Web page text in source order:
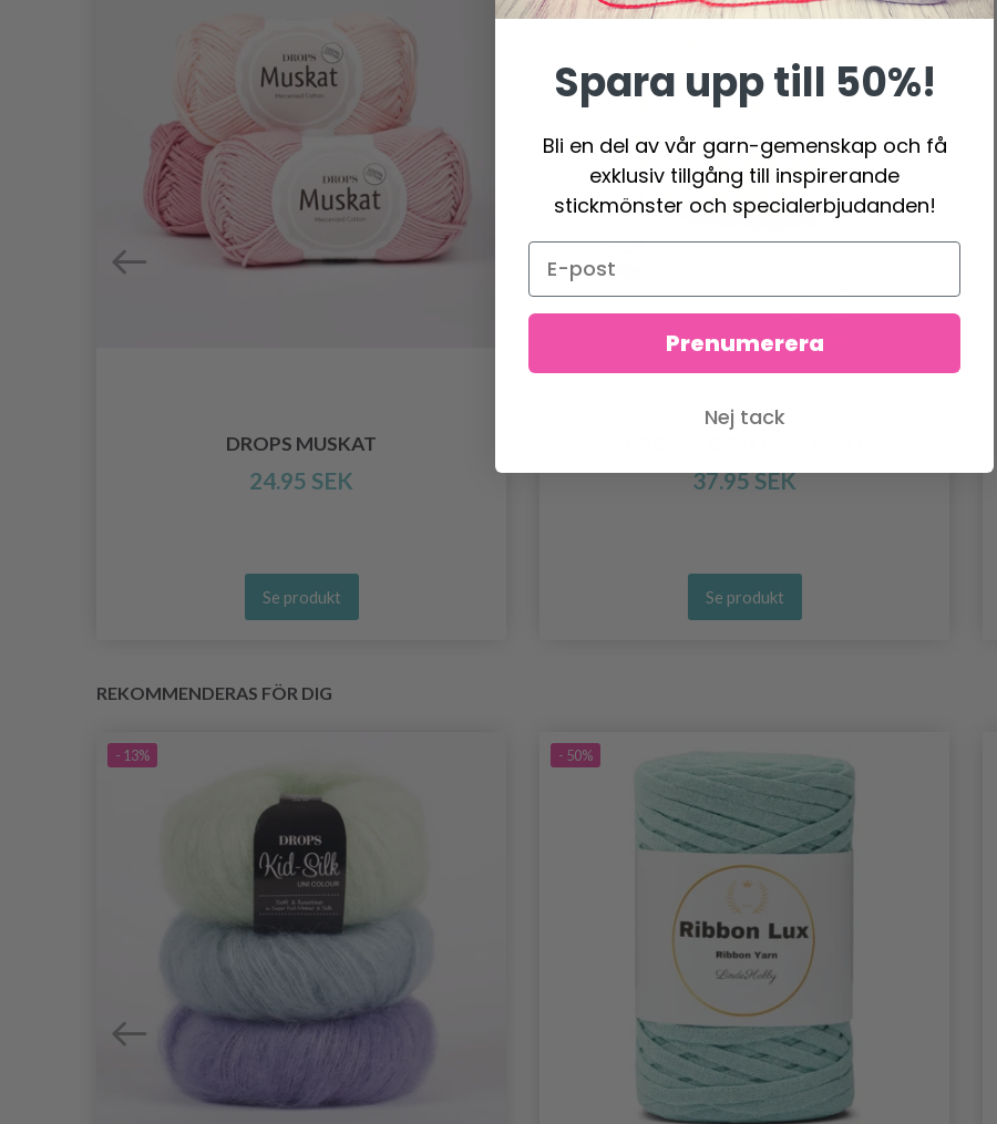
DROPS MUSKAT
24.95 SEK
Se produkt
37.95 SEK
Se produkt
REKOMMENDERAS FÖR DIG
- 13% - 50%
Spara upp till 50%!
Bli en del av vår garn-gemenskap och få
exklusiv tillgång till inspirerande
stickmönster och specialerbjudanden!
Prenumerera
Nej tack